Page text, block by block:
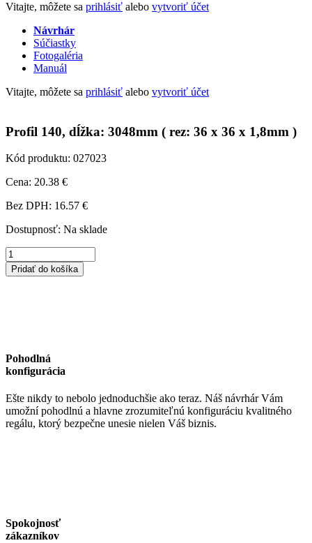
Vitajte, môžete sa prihlásiť alebo vytvoriť účet
Návrhár
Súčiastky
Fotogaléria
Manuál
Vitajte, môžete sa prihlásiť alebo vytvoriť účet
Profil 140, dĺžka: 3048mm ( rez: 36 x 36 x 1,8mm )
Kód produktu: 027023
Cena: 20.38 €
Bez DPH: 16.57 €
Na sklade
množstvo
Profil
140,
x
36
x
1,8mm
)
Pridať do košíka
Pohodlná
konfigurácia
Ešte nikdy to nebolo jednoduchšie ako teraz. Náš návrhár Vám
umožní pohodlnú a hlavne zrozumiteľnú konfiguráciu kvalitného
regálu, ktorý bezpečne unesie nielen Váš biznis.
Spokojnosť
zákazníkov